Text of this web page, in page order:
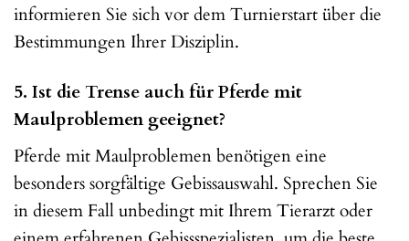
informieren Sie sich vor dem Turnierstart über die
Bestimmungen Ihrer Disziplin.
5. Ist die Trense auch für Pferde mit
Maulproblemen geeignet?
Pferde mit Maulproblemen benötigen eine
besonders sorgfältige Gebissauswahl. Sprechen Sie
in diesem Fall unbedingt mit Ihrem Tierarzt oder